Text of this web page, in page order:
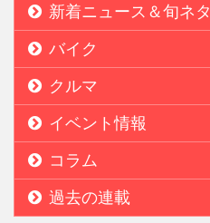
新着ニュース＆旬ネタ
バイク
クルマ
イベント情報
コラム
過去の連載